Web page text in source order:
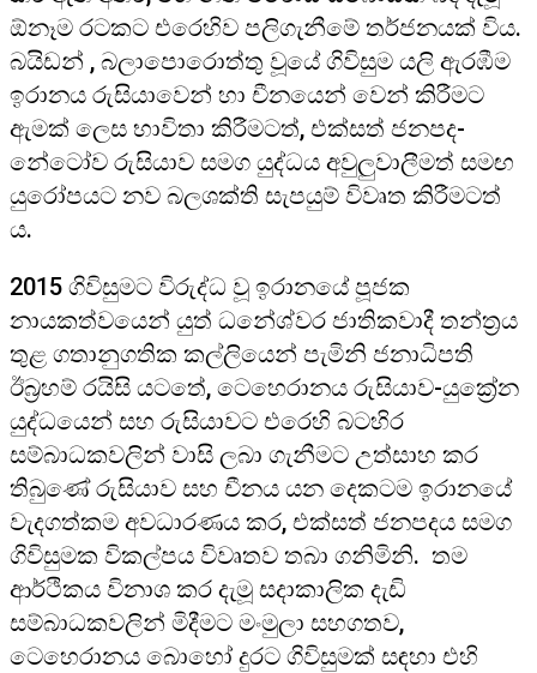
ඕනෑම රටකට එරෙහිව පලිගැනීමේ තර්ජනයක් විය.
බයිඩන් , බලාපොරොත්තු වූයේ ගිවිසුම යලි ඇරඹීම
ඉරානය රුසියාවෙන් හා චීනයෙන් වෙන් කිරීමට
ඇමක් ලෙස භාවිතා කිරීමටත්, එක්සත් ජනපද-
නේටෝව රුසියාව සමග යුද්ධය අවුලුවාලීමත් සමඟ
යුරෝපයට නව බලශක්ති සැපයුම් විවෘත කිරීමටත්
ය.
2015 ගිවිසුමට විරුද්ධ වූ ඉරානයේ පූජක
නායකත්වයෙන් යුත් ධනේශ්වර ජාතිකවාදී තන්ත‍්‍රය
තුළ ගතානුගතික කල්ලියෙන් පැමිනි ජනාධිපති
ඊබ‍්‍රහම් රයිසි යටතේ, ටෙහෙරානය රුසියාව-යුක්‍රේන
යුද්ධයෙන් සහ රුසියාවට එරෙහි බටහිර
සම්බාධකවලින් වාසි ලබා ගැනීමට උත්සාහ කර
තිබුණේ රුසියාව සහ චීනය යන දෙකටම ඉරානයේ
වැදගත්කම අවධාරණය කර, එක්සත් ජනපදය සමග
ගිවිසුමක විකල්පය විවෘතව තබා ගනිමිනි. තම
ආර්ථිකය විනාශ කර දැමූ සදාකාලික දැඩි
සම්බාධකවලින් මිදීමට මංමුලා සහගතව,
ටෙහෙරානය බොහෝ දුරට ගිවිසුමක් සඳහා එහි